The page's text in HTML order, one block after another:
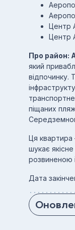
Центр
Центр
Про район:
який
відпочинку.
піщаних
Ця квартира
шукає
розвиненою
Дата